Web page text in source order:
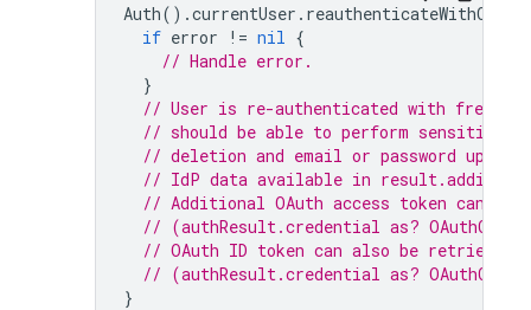
Auth().currentUser .
if error != nil {
// Handle error.
}
// User is re-authenticated with fresh
// should be able to perform sensitive
// deletion and email or password update.
// IdP data available in
// Additional OAuth access token can
// (authResult.credential as?
// OAuth ID token can also be retrieved:
// (authResult.credential as?
}